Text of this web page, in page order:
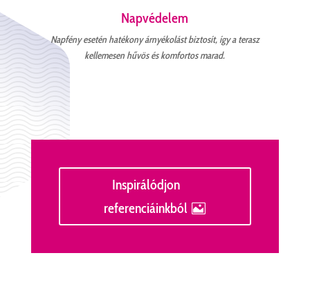
Napvédelem
Napfény esetén hatékony árnyékolást biztosít, így a terasz
kellemesen hűvös és komfortos marad.
Inspirálódjon
referenciáinkból